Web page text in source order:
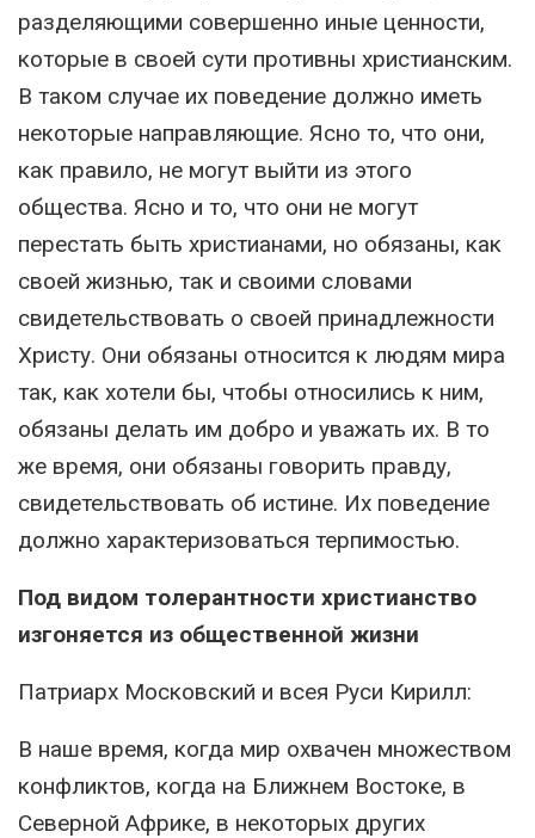
разделяющими совершенно иные ценности,
которые в своей сути противны христианским.
В таком случае их поведение должно иметь
некоторые направляющие. Ясно то, что они,
как правило, не могут выйти из этого
общества. Ясно и то, что они не могут
перестать быть христианами, но обязаны, как
своей жизнью, так и своими словами
свидетельствовать о своей принадлежности
Христу. Они обязаны относится к людям мира
так, как хотели бы, чтобы относились к ним,
обязаны делать им добро и уважать их. В то
же время, они обязаны говорить правду,
свидетельствовать об истине. Их поведение
должно характеризоваться терпимостью.
Под видом толерантности христианство
изгоняется из общественной жизни
Патриарх Московский и всея Руси Кирилл:
В наше время, когда мир охвачен множеством
конфликтов, когда на Ближнем Востоке, в
Северной Африке, в некоторых других